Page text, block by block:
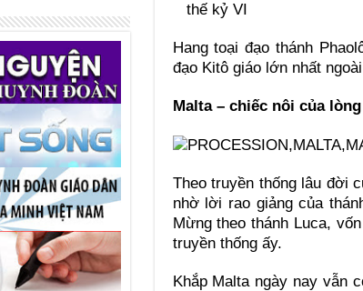
thế kỷ VI
Hang toại đạo thánh
đạo Kitô giáo lớn nhất
Malta – chiếc nôi của
Theo truyền thống lâu đời
nhờ lời rao giảng của
Mừng theo thánh Luca,
truyền thống ấy.
Khắp Malta ngày nay vẫn